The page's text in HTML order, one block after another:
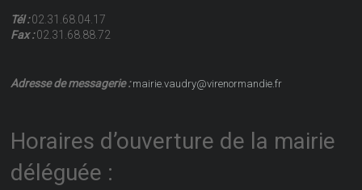
Tél :02.31.68.04.17
Fax :02.31.68.88.72
Adresse de messagerie :mairie.vaudry@virenormandie.fr
Horaires d’ouverture de la mairie
déléguée :